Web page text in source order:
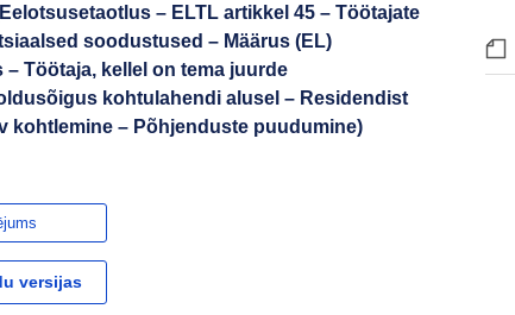
– ELTL artikkel 45 – Töötajate
soodustused – Määrus (EL)
– Töötaja, kellel on tema juurde
kohtulahendi alusel – Residendist
kohtlemine – Põhjenduste puudumine)
versijas